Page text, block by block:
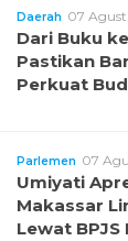
Daerah 07
Dari Buku
Pastikan
Perkuat
Parlemen 07
Umiyati
Makassar
Lewat